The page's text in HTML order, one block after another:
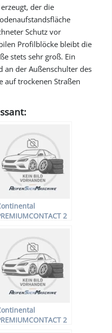
der die
Schutz vor
Profilblöcke bleibt die
stets sehr groß. Ein
an der Außenschulter des
auf trockenen Straßen
2
R18 100V –
Sommerreifen
2